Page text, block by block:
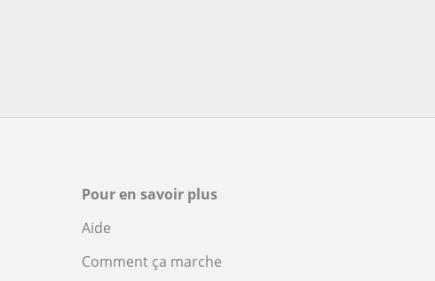
Pour en savoir plus
Aide
Comment ça marche